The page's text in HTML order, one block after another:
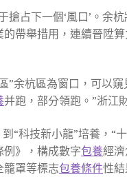
搶占下一個‘風口’。余
帶舉措用，連續晉陞
”余杭區為窗口，可以
并跑，部分領跑。”浙江
“科技新小龍”培養，
例》，構成數字包養經
籠罩等標志包養條件性